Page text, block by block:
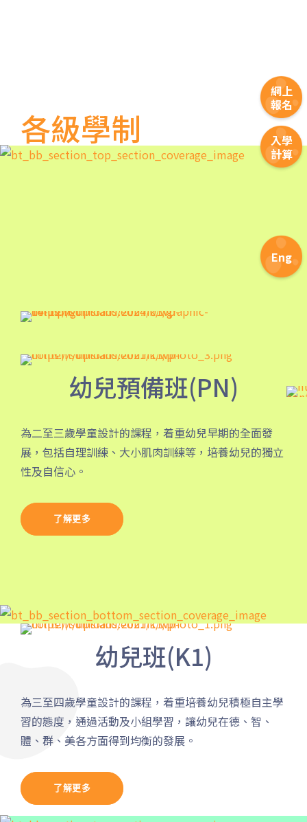
港鐵 土瓜灣站 (B出口)
3B, 5, 5A, 5C, 5D, 5P, 11, 11K,
11X, 12A, 14, 15, 15X, 17, 21,
園, 牛頭角
保姆車2
碧街), 油麻地(文明里), 佐敦(西
貢街), 尖沙咀(河內道, 柯士甸
前往方法
港灣豪庭分校
巴士
2E, 12, 18, 31B, 914, 970, 702,
土瓜灣分校
土瓜灣站 (A出口)
巴士
3B, 5, 5A, 5C, 5D, 11, 11B,
11K, 11X, 12A, 14, 15, 17, 21,
26, 28, 61X, 85A, 85C, 93K,
796X, A22, E23
小巴
28M, 49
各級學制
幼兒預備班(PN)
為二至三歲學童設計的課程，着重幼兒早期的全面發
展，包括⾃理訓練、⼤⼩肌肉訓練等，培養幼兒的獨立
性及⾃信⼼。
了解更多
幼兒班(K1)
為三至四歲學童設計的課程，着重培養幼兒積極⾃主學
習的態度，通過活動及⼩組學習，讓幼兒在德、智、
體、群、美各⽅面得到均衡的發展。
了解更多
Eng
網上
報名
入學
計算